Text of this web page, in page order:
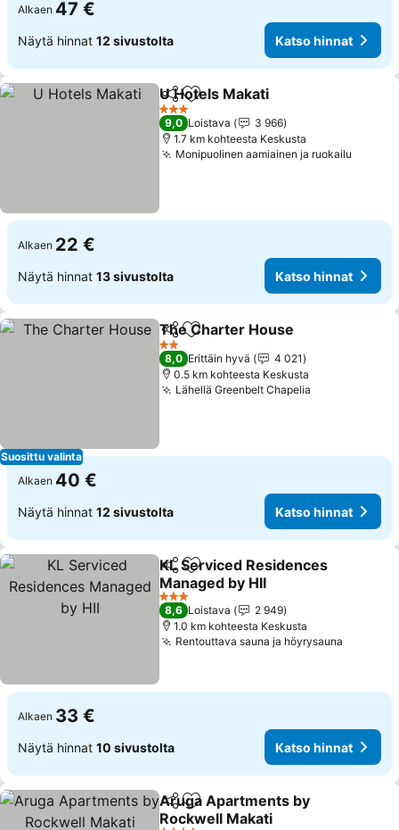
Alkaen 47 €
Näytä hinnat 12 sivustolta Katso hinnat
Jaa Lisää suosikkeihin
U Hotels Makati
3 Tähtiluokitus
9,0 Loistava
3 966
1.7 km kohteesta Keskusta
Monipuolinen aamiainen ja ruokailu
Alkaen 22 €
Näytä hinnat 13 sivustolta Katso hinnat
Suosittu valinta
Jaa Lisää suosikkeihin
The Charter House
2 Tähtiluokitus
8,0 Erittäin hyvä
4 021
0.5 km kohteesta Keskusta
Lähellä Greenbelt Chapelia
Alkaen 40 €
Näytä hinnat 12 sivustolta Katso hinnat
Jaa Lisää suosikkeihin
KL Serviced Residences
Managed by HII
3 Tähtiluokitus
8,6 Loistava
2 949
1.0 km kohteesta Keskusta
Rentouttava sauna ja höyrysauna
Alkaen 33 €
Näytä hinnat 10 sivustolta Katso hinnat
Jaa Lisää suosikkeihin
Aruga Apartments by
Rockwell Makati